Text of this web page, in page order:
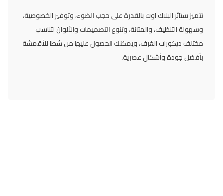
تتميز ستائر البلاك اوت بالقدرة على حجب الضوء، وتوفير الخصوصية،
وسهولة التنظيف، والمتانة، وتنوع التصميمات والألوان لتناسب
مختلف ديكورات الغرف، ويمكنك الحصول عليها من شطا للأقمشة
بأفضل جودة وأشكال عصرية.